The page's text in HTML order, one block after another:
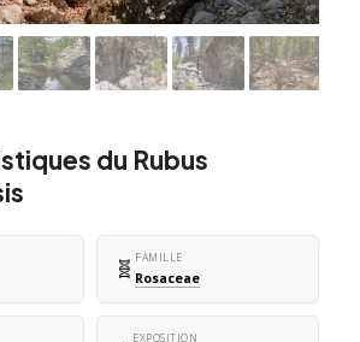
du Rubus
🧬 FAMILLE
Rosaceae
EXPOSITION